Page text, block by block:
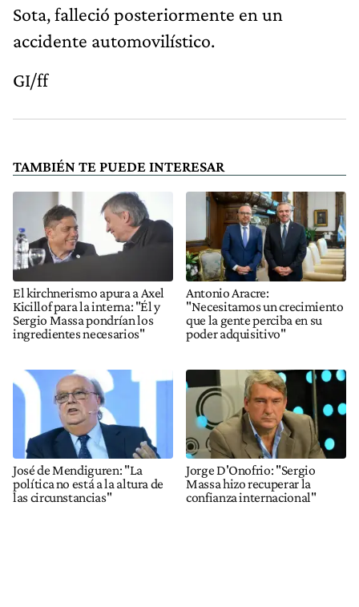
Sota, falleció posteriormente en un
accidente automovilístico.
GI/ff
TAMBIÉN TE PUEDE INTERESAR
El kirchnerismo apura a Axel
Kicillof para la interna: "Él y
Sergio Massa pondrían los
ingredientes necesarios"
Antonio Aracre:
"Necesitamos un crecimiento
que la gente perciba en su
poder adquisitivo"
José de Mendiguren: "La
política no está a la altura de
las circunstancias"
Jorge D'Onofrio: "Sergio
Massa hizo recuperar la
confianza internacional"